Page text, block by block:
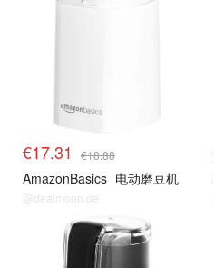
€17.31 €18.88
AmazonBasics 电动磨豆机
@dealmoon.de